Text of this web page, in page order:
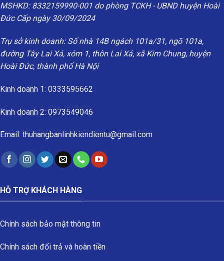
MSHKD: 8332159990-001 do phòng TCKH - UBND huyện Hoài
Đức Cấp ngày 30/09/2024
Trụ sở kinh doanh: Số nhà 14B ngách 101a/31, ngõ 101a,
đường Tây Lai Xá, xóm 1, thôn Lai Xá, xã Kim Chung, huyện
Hoài Đức, thành phố Hà Nội
Kinh doanh 1: 0333595662
Kinh doanh 2: 0973549046
Email: thuhangbanlinhkiendientu@gmail.com
HỖ TRỢ KHÁCH HÀNG
Chính sách bảo mật thông tin
Chính sách đổi trả và hoàn tiền